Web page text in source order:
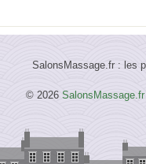
SalonsMassage.fr : les
© 2026 SalonsMassage.fr